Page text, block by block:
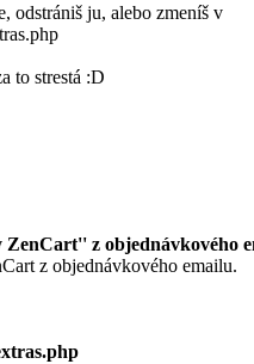
odstrániš ju, alebo zmeníš v
to strestá :D
z objednávkového
z objednávkového emailu.